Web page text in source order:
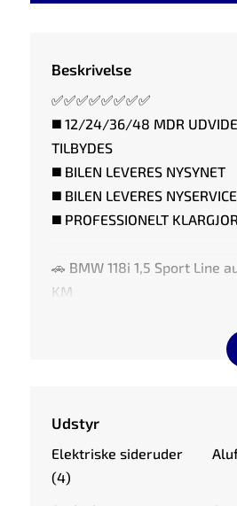
Beskrivelse
✅✅✅✅✅✅✅✅
◼️ 12/24/36/48 MDR
TILBYDES
◼️ BILEN LEVERES NYSYNET
◼️ BILEN LEVERES
◼️ PROFESSIONELT
🚗 BMW 118i 1,5 Sport Line
KM
⭐️ SPORT LINE
⭐️ DIGITALT COCKPIT
⭐️ LÆDERINDTRÆK
Udstyr
Elektriske sideruder
(4)